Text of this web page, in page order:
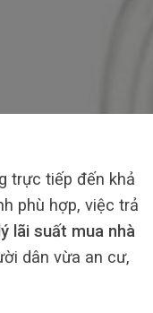
trực tiếp đến khả
phù hợp, việc trả
lãi suất mua nhà
dân vừa an cư,